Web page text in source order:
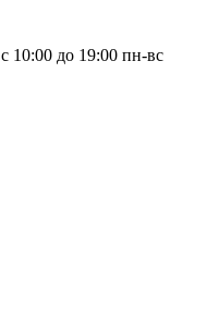
с 10:00 до 19:00 пн-вс